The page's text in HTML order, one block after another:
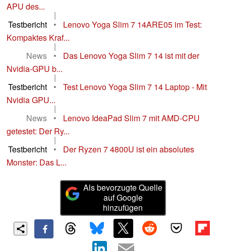
APU des...
|
Testbericht
•
Lenovo Yoga Slim 7 14ARE05 im Test:
Kompaktes Kraf...
|
News
•
Das Lenovo Yoga Slim 7 14 ist mit der
Nvidia-GPU b...
|
Testbericht
•
Test Lenovo Yoga Slim 7 14 Laptop - Mit
Nvidia GPU...
|
News
•
Lenovo IdeaPad Slim 7 mit AMD-CPU
getestet: Der Ry...
|
Testbericht
•
Der Ryzen 7 4800U ist ein absolutes
Monster: Das L...
Als bevorzugte Quelle
auf Google
hinzufügen